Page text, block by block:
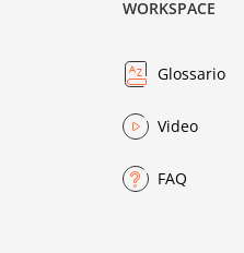
WORKSPACE
Glossario
Video
FAQ